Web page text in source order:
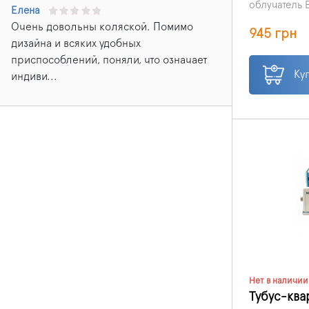
Елена
Очень довольны коляской. Помимо
дизайна и всяких удобных
приспособлений, поняли, что означает
индиви...
облучатель
устройство
площадью
OZONE:
Нужно
945 грн
Нет в наличии
Тубус-